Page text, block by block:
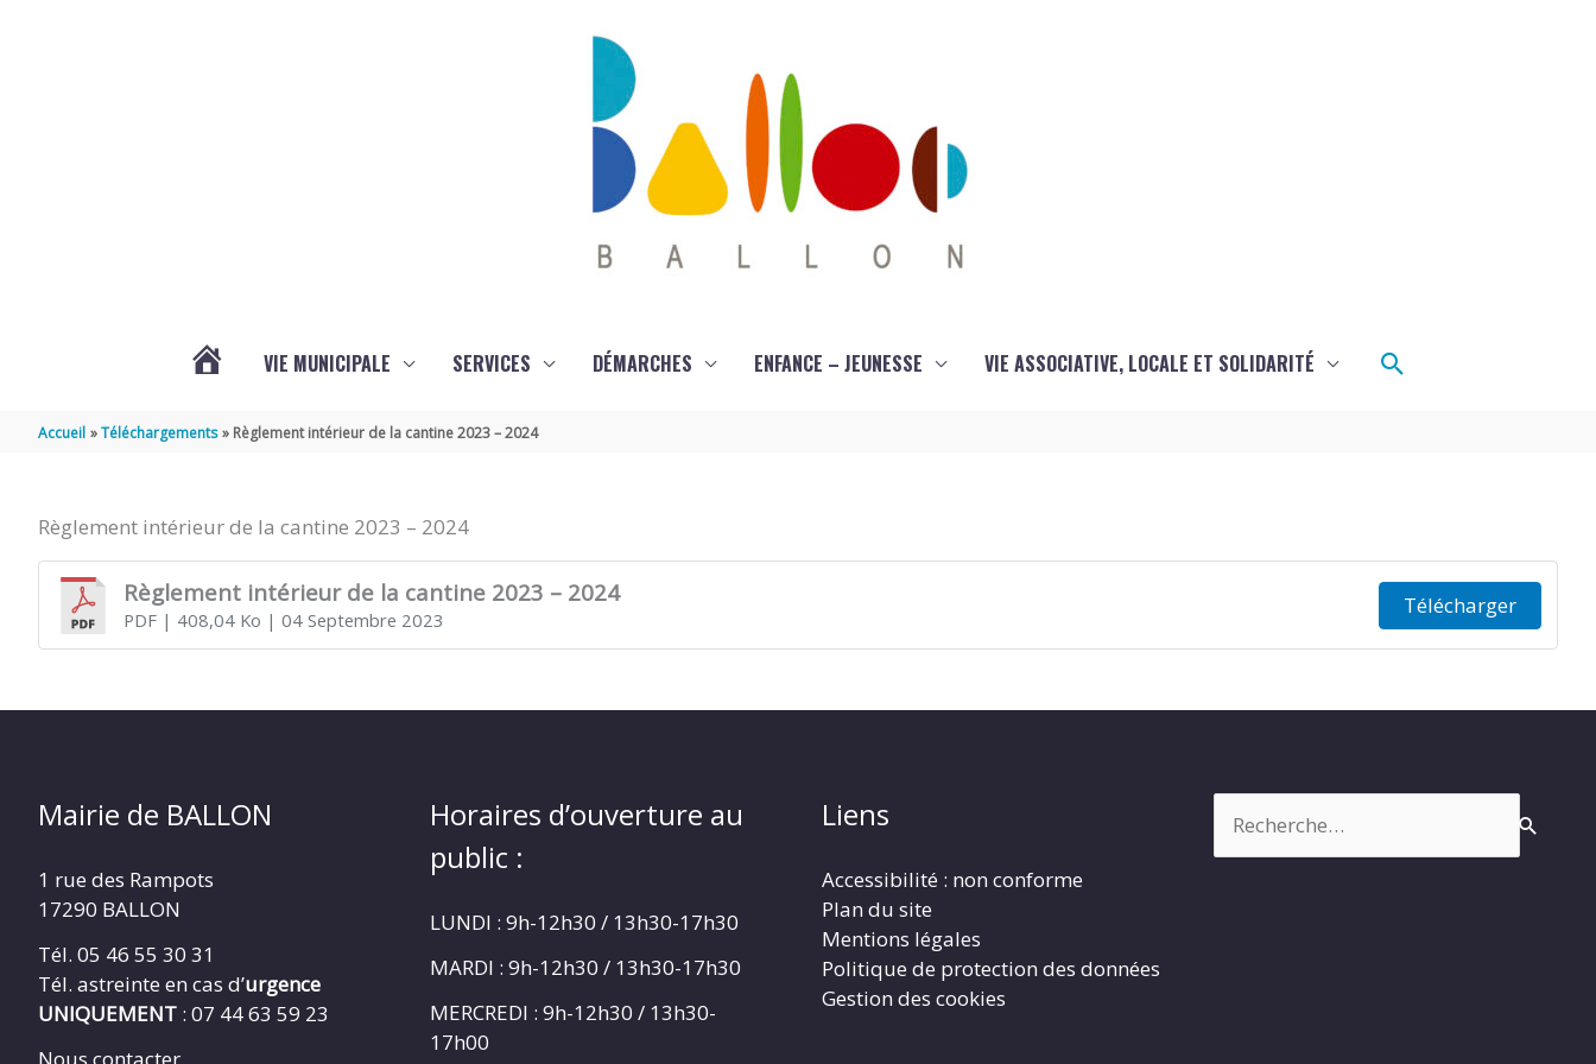
VIE MUNICIPALE SERVICES DÉMARCHES ENFANCE – JEUNESSE VIE ASSOCIATIVE, LOCALE ET SOLIDARITÉ Rechercher
Accueil Téléchargements Règlement intérieur de la cantine 2023 – 2024
Règlement intérieur de la cantine 2023 – 2024
Règlement intérieur de la cantine 2023 – 2024
PDF| 408,04 Ko | 04 Septembre 2023
Télécharger
Mairie de BALLON
1 rue des Rampots
17290 BALLON
Tél. 05 46 55 30 31
Tél. astreinte en cas d’urgence
UNIQUEMENT : 07 44 63 59 23
Nous contacter
Horaires d’ouverture au
public :
LUNDI : 9h-12h30 / 13h30-17h30
MARDI : 9h-12h30 / 13h30-17h30
MERCREDI : 9h-12h30 / 13h30-
17h00
Liens
Accessibilité : non conforme
Plan du site
Mentions légales
Politique de protection des données
Gestion des cookies